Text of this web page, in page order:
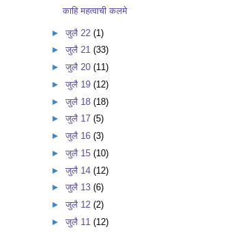
काहि महत्वाची कलमे
►जुलै 22(1)
►जुलै 21(33)
►जुलै 20(11)
►जुलै 19(12)
►जुलै 18(18)
►जुलै 17(5)
►जुलै 16(3)
►जुलै 15(10)
►जुलै 14(12)
►जुलै 13(6)
►जुलै 12(2)
►जुलै 11(12)